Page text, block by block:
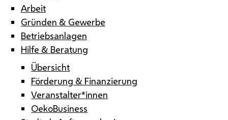
Arbeit
Gründen & Gewerbe
Betriebsanlagen
Hilfe & Beratung
Übersicht
Förderung & Finanzierung
Veranstalter*innen
OekoBusiness